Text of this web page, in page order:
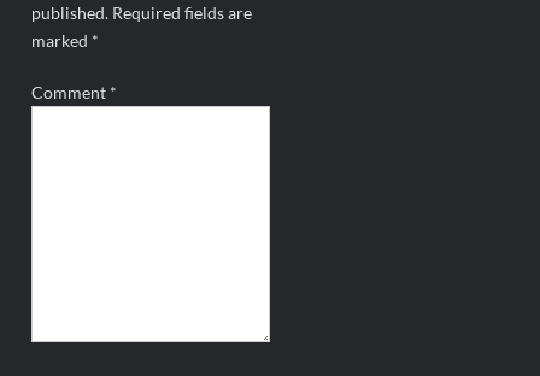
published. Required fields are
marked *
Comment *